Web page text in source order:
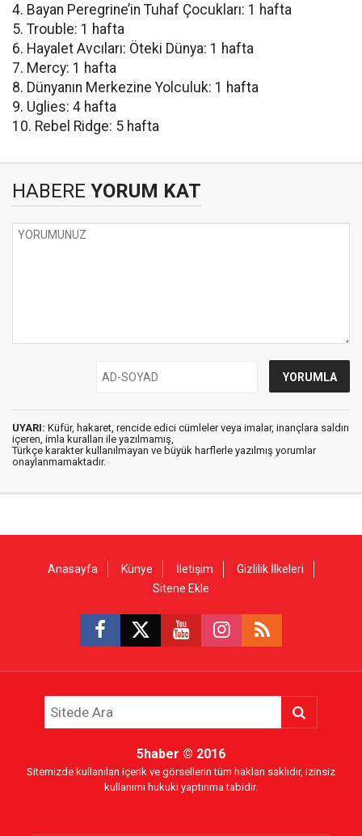
4. Bayan Peregrine’in Tuhaf Çocukları: 1 hafta
5. Trouble: 1 hafta
6. Hayalet Avcıları: Öteki Dünya: 1 hafta
7. Mercy: 1 hafta
8. Dünyanın Merkezine Yolculuk: 1 hafta
9. Uglies: 4 hafta
10. Rebel Ridge: 5 hafta
HABERE YORUM KAT
UYARI: Küfür, hakaret, rencide edici cümleler veya imalar, inançlara saldırı
içeren, imla kuralları ile yazılmamış,
Türkçe karakter kullanılmayan ve büyük harflerle yazılmış yorumlar
onaylanmamaktadır.
Anasayfa Künye İletişim
Gizlilik İlkeleri
Sitene Ekle
5haber © 2016
Sitemizde kullanılan içerik ve görsellerin tüm hakları saklıdır, izinsiz
kullanımı hukuki yaptırıma tabidir.